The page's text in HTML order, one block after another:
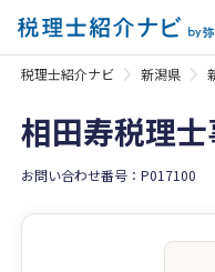
税理士紹介ナビ 新潟県
相田寿税理
お問い合わせ番号：P017100